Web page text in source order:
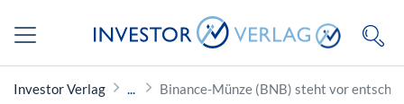
Investor Verlag Binance-Münze (BNB) steht vor